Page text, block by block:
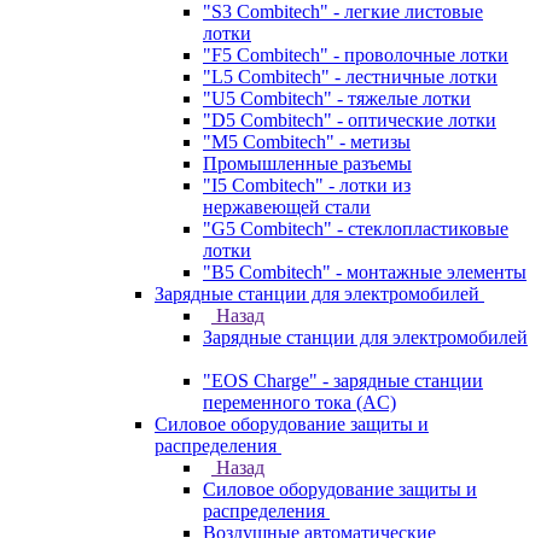
"S3 Combitech" - легкие листовые
лотки
"F5 Combitech" - проволочные лотки
"L5 Combitech" - лестничные лотки
"U5 Combitech" - тяжелые лотки
"D5 Combitech" - оптические лотки
"M5 Combitech" - метизы
Промышленные разъемы
"I5 Combitech" - лотки из
нержавеющей стали
"G5 Combitech" - стеклопластиковые
лотки
"B5 Combitech" - монтажные элементы
Зарядные станции для электромобилей
Назад
Зарядные станции для электромобилей
"EOS Charge" - зарядные станции
переменного тока (AC)
Силовое оборудование защиты и
распределения
Назад
Силовое оборудование защиты и
распределения
Воздушные автоматические